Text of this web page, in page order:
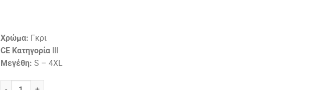
Χρώμα: Γκρι
CE Κατηγορία IΙΙ
Μεγέθη: S – 4XL
3Μ™ Φόρμα Προστασίας 4570 ποσότητα